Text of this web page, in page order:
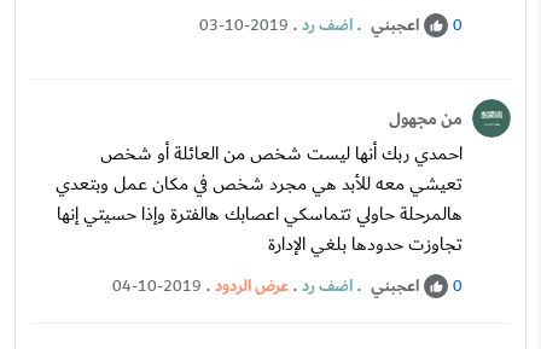
0 اعجبني .اضف رد.
03-10-2019
من مجهول
احمدي ربك أنها ليست شخص من العائلة أو شخص
تعيشي معه للأبد هي مجرد شخص في مكان عمل وبتعدي
هالمرحلة حاولي تتماسكي اعصابك هالفترة وإذا حسيتي إنها
تجاوزت حدودها بلغي الإدارة
0 اعجبني .اضف رد.عرض الردود.
04-10-2019